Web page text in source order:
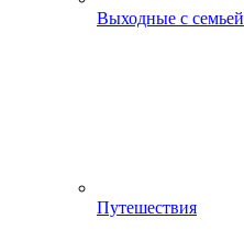
Выходные с семьей
Путешествия